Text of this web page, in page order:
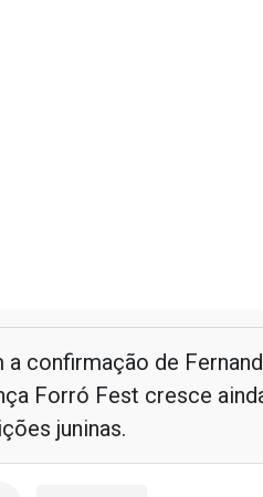
a confirmação de
Forró Fest cresce
juninas.